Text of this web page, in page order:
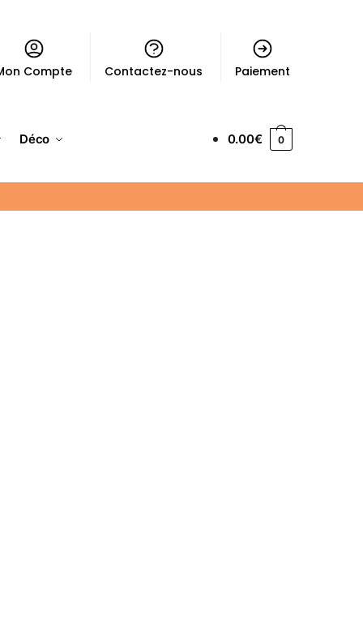
Compte Contactez-nous Paiement
Déco 0.00€ 0